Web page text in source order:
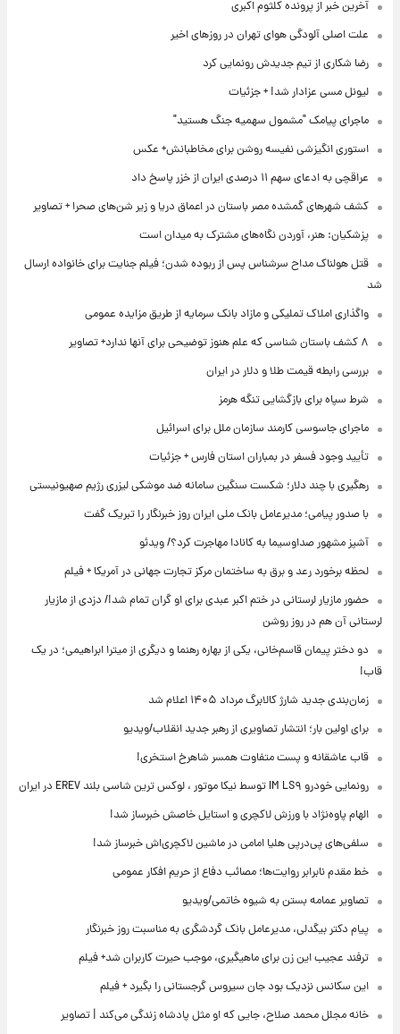
آخرین خبر از پرونده کلثوم اکبری
علت اصلی آلودگی هوای تهران در روزهای اخیر
رضا شکاری از تیم جدیدش رونمایی کرد
لیونل مسی عزادار شد! + جزئیات
ماجرای پیامک "مشمول سهمیه جنگ هستید"
استوری انگیزشی نفیسه روشن برای مخاطبانش+ عکس
عراقچی به ادعای سهم ۱۱ درصدی ایران از خزر پاسخ داد
کشف شهرهای گمشده مصر باستان در اعماق دریا و زیر شن‌های صحرا + تصاویر
پزشکیان: هنر، آوردن نگاه‌های مشترک به میدان است
قتل هولناک مداح سرشناس پس از ربوده شدن؛ فیلم جنایت برای خانواده ارسال
شد
واگذاری املاک تملیکی و مازاد بانک سرمایه از طریق مزایده عمومی
۸ کشف باستان شناسی که علم هنوز توضیحی برای آنها ندارد+ تصاویر
بررسی رابطه قیمت طلا و دلار در ایران
شرط سپاه برای بازگشایی تنگه هرمز
ماجرای جاسوسی کارمند سازمان ملل برای اسرائیل
تأیید وجود فسفر در بمباران استان فارس + جزئیات
رهگیری با چند دلار؛ شکست سنگین سامانه ضد موشکی لیزری رژیم صهیونیستی
با صدور پیامی؛ مدیرعامل بانک ملی ایران روز خبرنگار را تبریک گفت
آشپز مشهور صداوسیما به کانادا مهاجرت کرد؟/ ویدئو
لحظه برخورد رعد و برق به ساختمان مرکز تجارت جهانی در آمریکا + فیلم
حضور مازیار لرستانی در ختم اکبر عبدی برای او گران تمام شد!/ دزدی از مازیار
لرستانی آن هم در روز روشن
دو دختر پیمان قاسم‌خانی، یکی از بهاره رهنما و دیگری از میترا ابراهیمی؛ در یک
قاب!
زمان‌بندی جدید شارژ کالابرگ مرداد ۱۴۰۵ اعلام شد
برای اولین بار؛ انتشار تصاویری از رهبر جدید انقلاب/ویدیو
قاب عاشقانه و پست متفاوت همسر شاهرخ استخری!
رونمایی خودرو IM LS۹ توسط نیکا موتور ، لوکس ترین شاسی بلند EREV در ایران
الهام پاوه‌نژاد با ورزش لاکچری و استایل خاصش خبرساز شد!
سلفی‌های پی‌درپی هلیا امامی در ماشین لاکچری‌اش خبرساز شد!
خط مقدم نابرابر روایت‌ها؛ مصائب دفاع از حریم افکار عمومی
تصاویر عمامه بستن به شیوه خاتمی/ویدیو
پیام دکتر بیگدلی، مدیرعامل بانک گردشگری به مناسبت روز خبرنگار
ترفند عجیب این زن برای ماهیگیری، موجب حیرت کاربران شد+ فیلم
این سکانس نزدیک بود جان سیروس گرجستانی را بگیرد + فیلم
خانه مجلل محمد صلاح، جایی که او مثل پادشاه زندگی می‌کند | تصاویر